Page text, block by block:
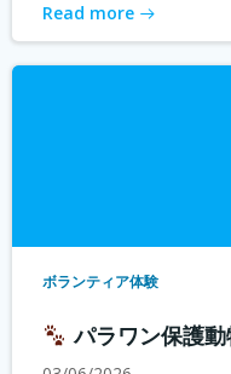
Read more
ボランティア体験
パラワン保護